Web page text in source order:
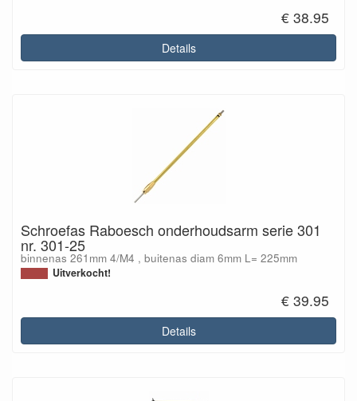
€ 38.95
Details
Schroefas Raboesch onderhoudsarm serie 301
nr. 301-25
binnenas 261mm 4/M4 , buitenas diam 6mm L= 225mm
Uitverkocht!
€ 39.95
Details